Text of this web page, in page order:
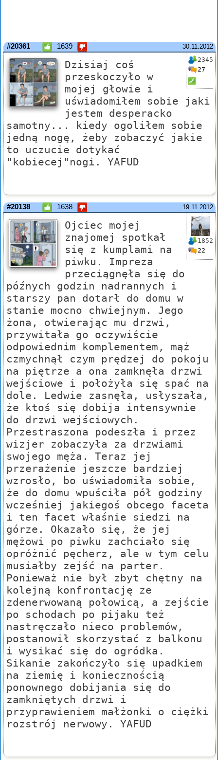
30.11.2012
#20361 1639
2345
27
Dzisiaj coś
przeskoczyło w
mojej głowie i
uświadomiłem sobie jaki
jestem desperacko
samotny... kiedy ogoliłem sobie
jedną nogę, żeby zobaczyć jakie
to uczucie dotykać
"kobiecej"nogi. YAFUD
19.11.2012
#20138 1638
1852
22
Ojciec mojej
znajomej spotkał
się z kumplami na
piwku. Impreza
przeciągnęła się do
późnych godzin nadrannych i
starszy pan dotarł do domu w
stanie mocno chwiejnym. Jego
żona, otwierając mu drzwi,
przywitała go oczywiście
odpowiednim komplementem, mąż
czmychnął czym prędzej do pokoju
na piętrze a ona zamknęła drzwi
wejściowe i położyła się spać na
dole. Ledwie zasnęła, usłyszała,
że ktoś się dobija intensywnie
do drzwi wejściowych.
Przestraszona podeszła i przez
wizjer zobaczyła za drzwiami
swojego męża. Teraz jej
przerażenie jeszcze bardziej
wzrosło, bo uświadomiła sobie,
że do domu wpuściła pół godziny
wcześniej jakiegoś obcego faceta
i ten facet właśnie siedzi na
górze. Okazało się, że jej
mężowi po piwku zachciało się
opróżnić pęcherz, ale w tym celu
musiałby zejść na parter.
Ponieważ nie był zbyt chętny na
kolejną konfrontację ze
zdenerwowaną połowicą, a zejście
po schodach po pijaku też
nastręczało nieco problemów,
postanowił skorzystać z balkonu
i wysikać się do ogródka.
Sikanie zakończyło się upadkiem
na ziemię i koniecznością
ponownego dobijania się do
zamkniętych drzwi i
przyprawieniem małżonki o ciężki
rozstrój nerwowy. YAFUD